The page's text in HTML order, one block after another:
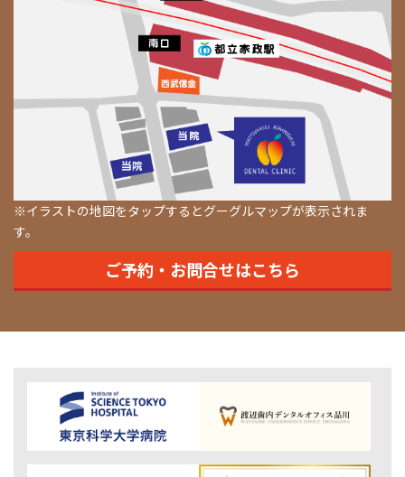
※イラストの地図をタップするとグーグルマップが表示されま
す。
ご予約・お問合せはこちら